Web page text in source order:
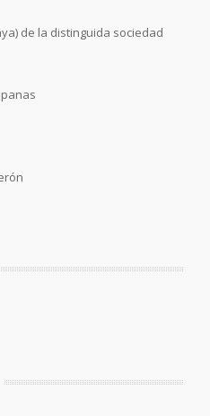
de la distinguida sociedad